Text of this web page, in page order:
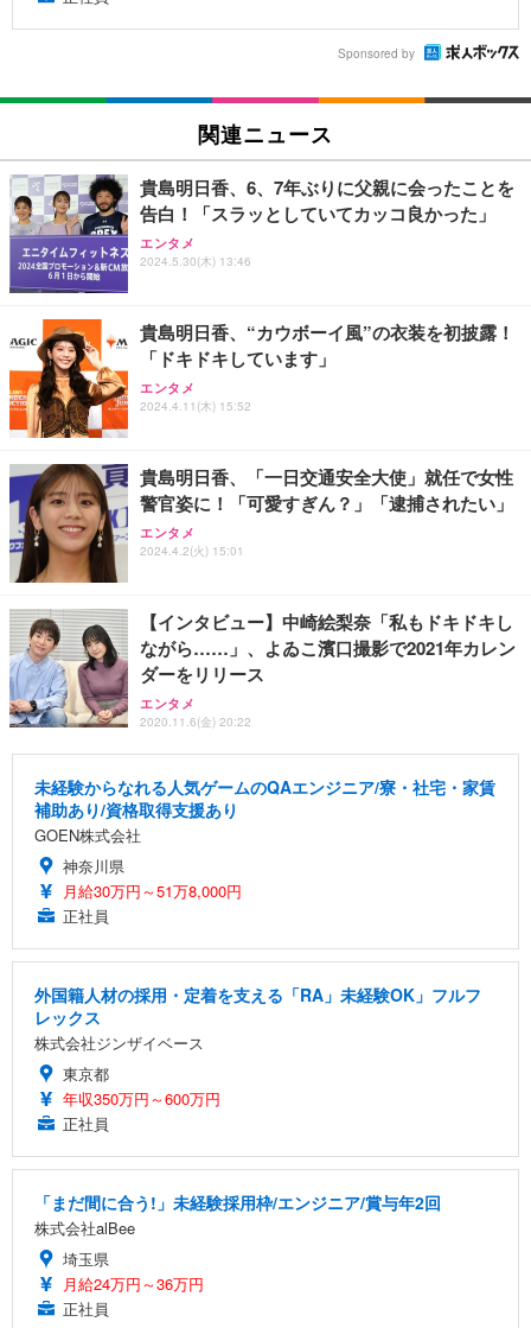
Sponsored by
関連ニュース
貴島明日香、6、7年ぶりに父親に会ったことを
告白！「スラッとしていてカッコ良かった」
エンタメ
2024.5.30(木) 13:46
貴島明日香、“カウボーイ風”の衣装を初披露！
「ドキドキしています」
エンタメ
2024.4.11(木) 15:52
貴島明日香、「一日交通安全大使」就任で女性
警官姿に！「可愛すぎん？」「逮捕されたい」
エンタメ
2024.4.2(火) 15:01
【インタビュー】中崎絵梨奈「私もドキドキし
ながら……」、よゐこ濱口撮影で2021年カレン
ダーをリリース
エンタメ
2020.11.6(金) 20:22
未経験からなれる人気ゲームのQAエンジニア/寮・社宅・家賃
補助あり/資格取得支援あり
GOEN株式会社
神奈川県
月給30万円～51万8,000円
正社員
外国籍人材の採用・定着を支える「RA」未経験OK」フルフ
レックス
株式会社ジンザイベース
東京都
年収350万円～600万円
正社員
「まだ間に合う!」未経験採用枠/エンジニア/賞与年2回
株式会社alBee
埼玉県
月給24万円～36万円
正社員